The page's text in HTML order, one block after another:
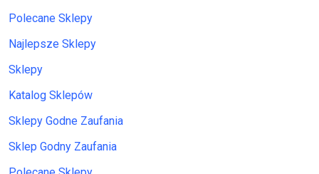
Polecane Sklepy
Najlepsze Sklepy
Sklepy
Katalog Sklepów
Sklepy Godne Zaufania
Sklep Godny Zaufania